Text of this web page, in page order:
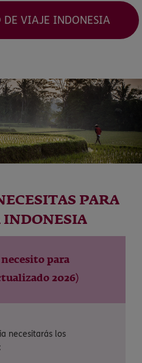
DE VIAJE INDONESIA
PARA
INDONESIA
para
2026)
necesitarás los